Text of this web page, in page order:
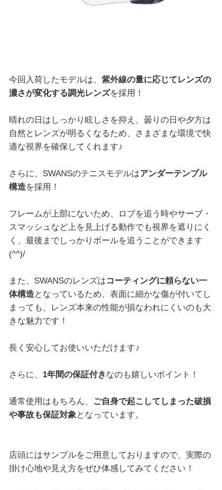
今回入荷したモデルは、 紫外線の量に応じてレンズの
濃さが変化する調光レンズを採用！
晴れの日はしっかり眩しさを抑え、曇りの日や夕方は
自然とレンズが明るくなるため、さまざまな環境で快
適な視界を確保してくれます♪
さらに、SWANSのテニスモデルはアンダーテンプル
構造を採用！
フレームが上部にないため、ロブを追う時やサーブ・
スマッシュなど上を見上げる動作でも視界を遮りにく
く、最後までしっかりボールを追うことができます
(^^)/
また、SWANSのレンズはコーティングに頼らない一
体構造となっているため、表面に細かな傷が付いてし
まっても、レンズ本来の性能が損なわれにくいのも大
きな魅力です！
長く安心してお使いいただけます♪
さらに、 1年間の保証付き なのも嬉しいポイント！
通常使用はもちろん、
ご自身で起こしてしまった破損
や事故も保証対象となっています。
店頭にはサンプルをご用意しておりますので、実際の
掛け心地や見え方をぜひ体感してみてください！